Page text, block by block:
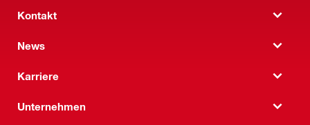
Kontakt
News
Karriere
Unternehmen